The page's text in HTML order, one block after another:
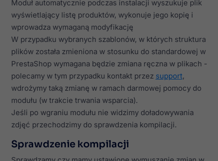
Moduł automatycznie podczas instalacji wyszukuje plik
wyświetlający listę produktów, wykonuje jego kopię i
wprowadza wymaganą modyfikację
W przypadku wybranych szablonów, w których struktura
plików została zmieniona w stosunku do standardowej w
PrestaShop wymagana będzie zmiana ręczna w plikach -
polecamy w tym przypadku kontakt przez support,
wdrożymy taką zmianę w ramach darmowej pomocy do
modułu (w trakcie trwania wsparcia).
Jeśli po wgraniu modułu nie widzimy doładowywania
zdjęć przechodzimy do sprawdzenia kompilacji.
Sprawdzenie kompilacji